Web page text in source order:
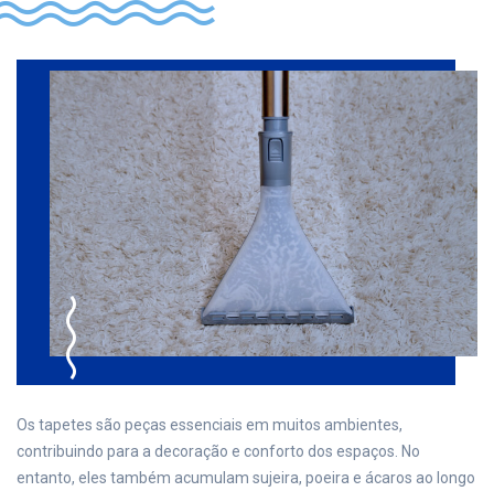
Os tapetes são peças essenciais em muitos ambientes,
contribuindo para a decoração e conforto dos espaços. No
entanto, eles também acumulam sujeira, poeira e ácaros ao longo